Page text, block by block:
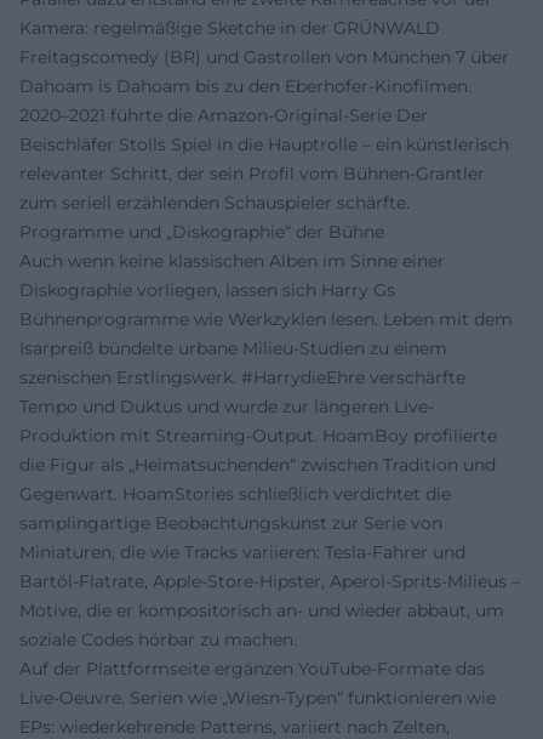
Kamera: regelmäßige Sketche in der GRÜNWALD
Freitagscomedy (BR) und Gastrollen von München 7 über
Dahoam is Dahoam bis zu den Eberhofer-Kinofilmen.
2020–2021 führte die Amazon-Original-Serie Der
Beischläfer Stolls Spiel in die Hauptrolle – ein künstlerisch
relevanter Schritt, der sein Profil vom Bühnen-Grantler
zum seriell erzählenden Schauspieler schärfte.
Programme und „Diskographie“ der Bühne
Auch wenn keine klassischen Alben im Sinne einer
Diskographie vorliegen, lassen sich Harry Gs
Bühnenprogramme wie Werkzyklen lesen. Leben mit dem
Isarpreiß bündelte urbane Milieu-Studien zu einem
szenischen Erstlingswerk. #HarrydieEhre verschärfte
Tempo und Duktus und wurde zur längeren Live-
Produktion mit Streaming-Output. HoamBoy profilierte
die Figur als „Heimatsuchenden“ zwischen Tradition und
Gegenwart. HoamStories schließlich verdichtet die
samplingartige Beobachtungskunst zur Serie von
Miniaturen, die wie Tracks variieren: Tesla-Fahrer und
Bartöl-Flatrate, Apple-Store-Hipster, Aperol-Sprits-Milieus –
Motive, die er kompositorisch an- und wieder abbaut, um
soziale Codes hörbar zu machen.
Auf der Plattformseite ergänzen YouTube-Formate das
Live-Oeuvre. Serien wie „Wiesn-Typen“ funktionieren wie
EPs: wiederkehrende Patterns, variiert nach Zelten,